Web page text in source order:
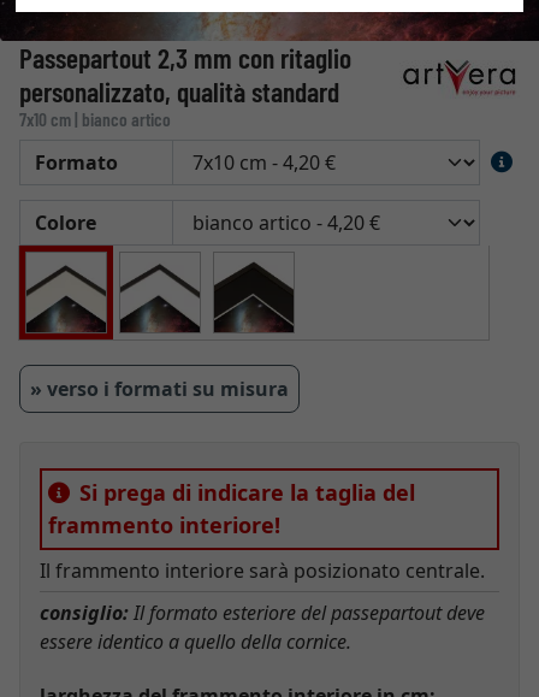
Passepartout 2,3 mm con ritaglio
personalizzato, qualità standard
7x10 cm | bianco artico
Formato
Colore
» verso i formati su misura
Si prega di indicare la taglia del
frammento interiore!
Il frammento interiore sarà posizionato centrale.
consiglio:Il formato esteriore del passepartout deve
essere identico a quello della cornice.